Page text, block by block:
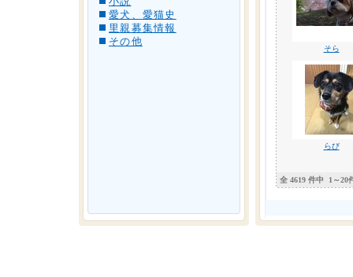
愛犬、愛猫史
里親募集情報
その他
そら
らび
全 4619 件中 1～20